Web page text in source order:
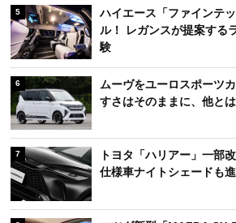
5
ハイエース「ファインテ
ル！ レガンスが提案する
験
6
ムーヴをユーロスポーツ
すさはそのままに、他と
7
トヨタ「ハリアー」一部
仕様車ナイトシェードも